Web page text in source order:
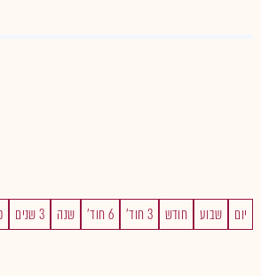
יום שבוע חודש 3 חוד' 6 חוד' שנה 3 שנים